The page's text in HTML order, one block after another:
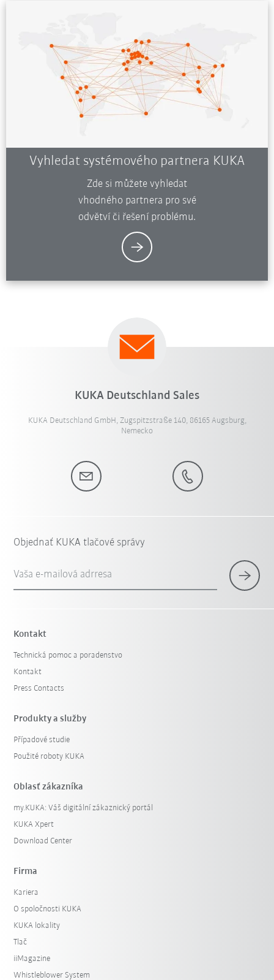
Vyhledat systémového partnera KUKA
Zde si můžete vyhledat
vhodného partnera pro své
odvětví či řešení problému.
KUKA Deutschland Sales
KUKA Deutschland GmbH, Zugspitzstraße 140, 86165 Augsburg,
Nemecko
Objednať KUKA tlačové správy
Vaša e-mailová adrresa
Kontakt
Technická pomoc a poradenstvo
Kontakt
Press Contacts
Produkty a služby
Případové studie
Použité roboty KUKA
Oblasť zákazníka
my.KUKA: Váš digitální zákaznický portál
KUKA Xpert
Download Center
Firma
Kariera
O spoločnosti KUKA
KUKA lokality
Tlač
iiMagazine
Whistleblower System